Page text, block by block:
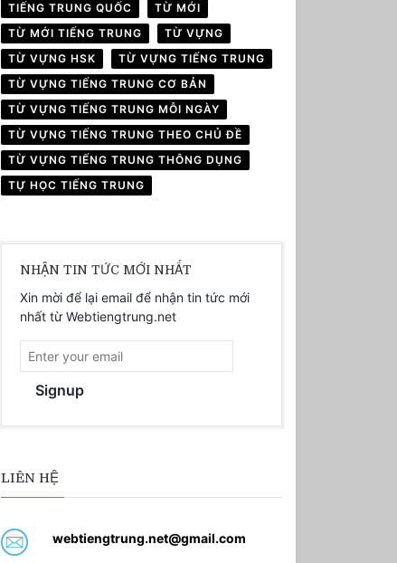
TIẾNG TRUNG QUỐC
TỪ MỚI
TỪ MỚI TIẾNG TRUNG
TỪ VỰNG
TỪ VỰNG HSK
TỪ VỰNG TIẾNG TRUNG
TỪ VỰNG TIẾNG TRUNG CƠ BẢN
TỪ VỰNG TIẾNG TRUNG MỖI NGÀY
TỪ VỰNG TIẾNG TRUNG THEO CHỦ ĐỀ
TỪ VỰNG TIẾNG TRUNG THÔNG DỤNG
TỰ HỌC TIẾNG TRUNG
NHẬN TIN TỨC MỚI NHẤT
Xin mời để lại email để nhận tin tức mới
nhất từ Webtiengtrung.net
Signup
LIÊN HỆ
webtiengtrung.net@gmail.com